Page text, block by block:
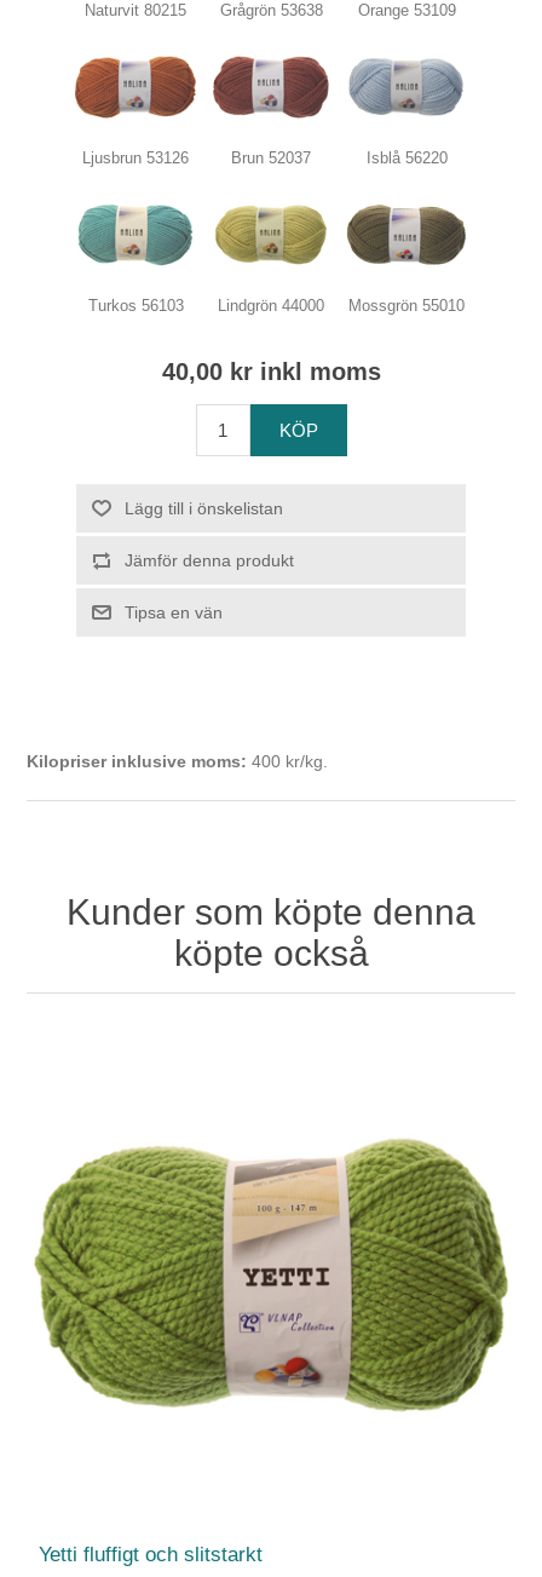
Naturvit 80215 Grågrön 53638 Orange 53109
Ljusbrun 53126 Brun 52037 Isblå 56220
Turkos 56103 Lindgrön 44000 Mossgrön 55010
40,00 kr inkl moms
Kilopriser inklusive moms: 400 kr/kg.
Kunder som köpte denna
köpte också
Yetti fluffigt och slitstarkt